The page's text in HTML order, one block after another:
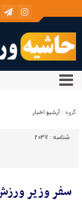
گروه : آرشیو اخبار
شناسه : 2037
سفر وزیر